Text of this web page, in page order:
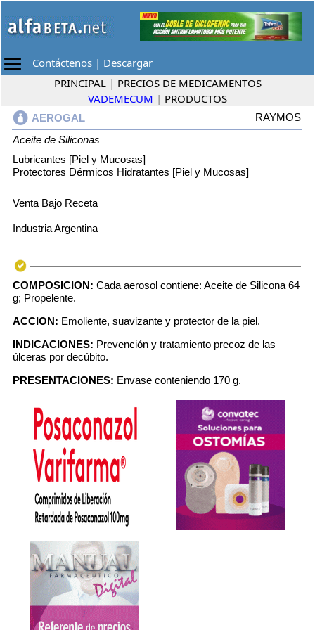
Contáctenos | Descargar
PRINCIPAL | PRECIOS DE MEDICAMENTOS
VADEMECUM | PRODUCTOS
AEROGAL
RAYMOS
Aceite de Siliconas
Lubricantes [Piel y Mucosas]
Protectores Dérmicos Hidratantes [Piel y Mucosas]
Venta Bajo Receta
Industria Argentina
COMPOSICION: Cada aerosol contiene: Aceite de Silicona 64
g; Propelente.
ACCION: Emoliente, suavizante y protector de la piel.
INDICACIONES: Prevención y tratamiento precoz de las
úlceras por decúbito.
PRESENTACIONES: Envase conteniendo 170 g.